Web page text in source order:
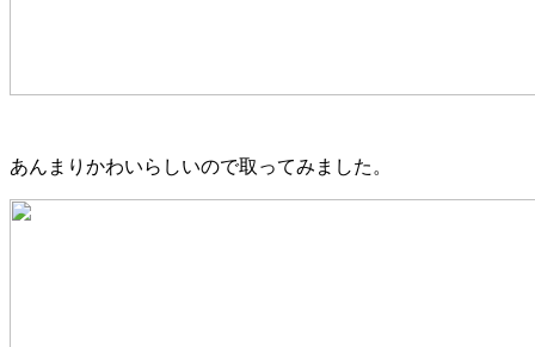
あんまりかわいらしいので取ってみました。